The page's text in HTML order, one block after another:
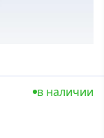
в наличии